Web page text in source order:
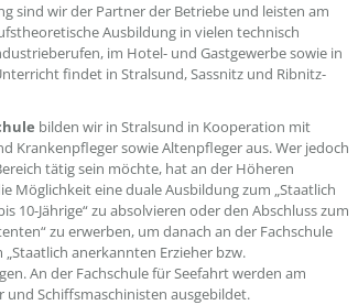
sind wir der Partner der Betriebe und leisten am
Ausbildung in vielen technisch
im Hotel- und Gastgewerbe sowie in
findet in Stralsund, Sassnitz und Ribnitz-
bilden wir in Stralsund in Kooperation mit
Krankenpfleger sowie Altenpfleger aus. Wer jedoch
tätig sein möchte, hat an der Höheren
Möglichkeit eine duale Ausbildung zum „Staatlich
10-Jährige“ zu absolvieren oder den Abschluss zum
zu erwerben, um danach an der Fachschule
anerkannten Erzieher bzw.
An der Fachschule für Seefahrt werden am
Schiffsmaschinisten ausgebildet.